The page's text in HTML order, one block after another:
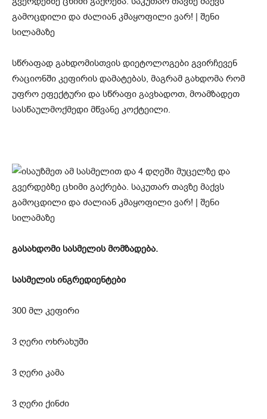
სწრაფად გახდომისთვის დიეტოლოგები გვირჩევენ
რაციონში კეფირის დამატებას, მაგრამ გახდომა რომ
უფრო ეფექტური და სწრაფი გავხადოთ, მოამზადეთ
სასწაულმოქმედი მწვანე კოქტეილი.
გასახდომი სასმელის მომზადება.
სასმელის ინგრედიენტები
300 მლ კეფირი
3 ღერი ოხრახუში
3 ღერი კამა
3 ღერი ქინძი